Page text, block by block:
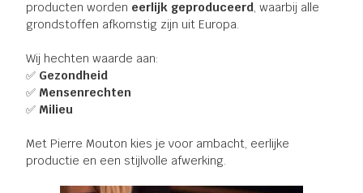
producten worden eerlijk geproduceerd, waarbij alle
grondstoffen afkomstig zijn uit Europa.
Wij hechten waarde aan:
✅ Gezondheid
✅ Mensenrechten
✅ Milieu
Met Pierre Mouton kies je voor ambacht, eerlijke
productie en een stijlvolle afwerking.